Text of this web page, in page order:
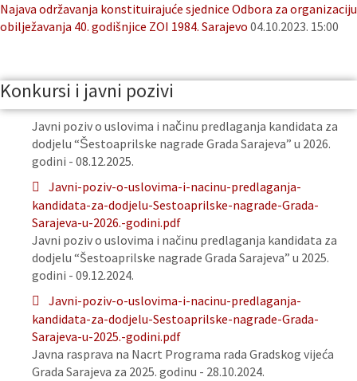
Najava održavanja konstituirajuće sjednice Odbora za organizaciju
obilježavanja 40. godišnjice ZOI 1984. Sarajevo 04.10.2023. 15:00
Konkursi i javni pozivi
Javni poziv o uslovima i načinu predlaganja kandidata za
dodjelu “Šestoaprilske nagrade Grada Sarajeva” u 2026.
godini - 08.12.2025.
Javni-poziv-o-uslovima-i-nacinu-predlaganja-
kandidata-za-dodjelu-Sestoaprilske-nagrade-Grada-
Sarajeva-u-2026.-godini.pdf
Javni poziv o uslovima i načinu predlaganja kandidata za
dodjelu “Šestoaprilske nagrade Grada Sarajeva” u 2025.
godini - 09.12.2024.
Javni-poziv-o-uslovima-i-nacinu-predlaganja-
kandidata-za-dodjelu-Sestoaprilske-nagrade-Grada-
Sarajeva-u-2025.-godini.pdf
Javna rasprava na Nacrt Programa rada Gradskog vijeća
Grada Sarajeva za 2025. godinu - 28.10.2024.